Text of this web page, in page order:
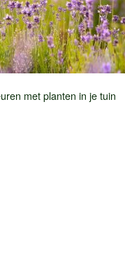
met planten in je tuin